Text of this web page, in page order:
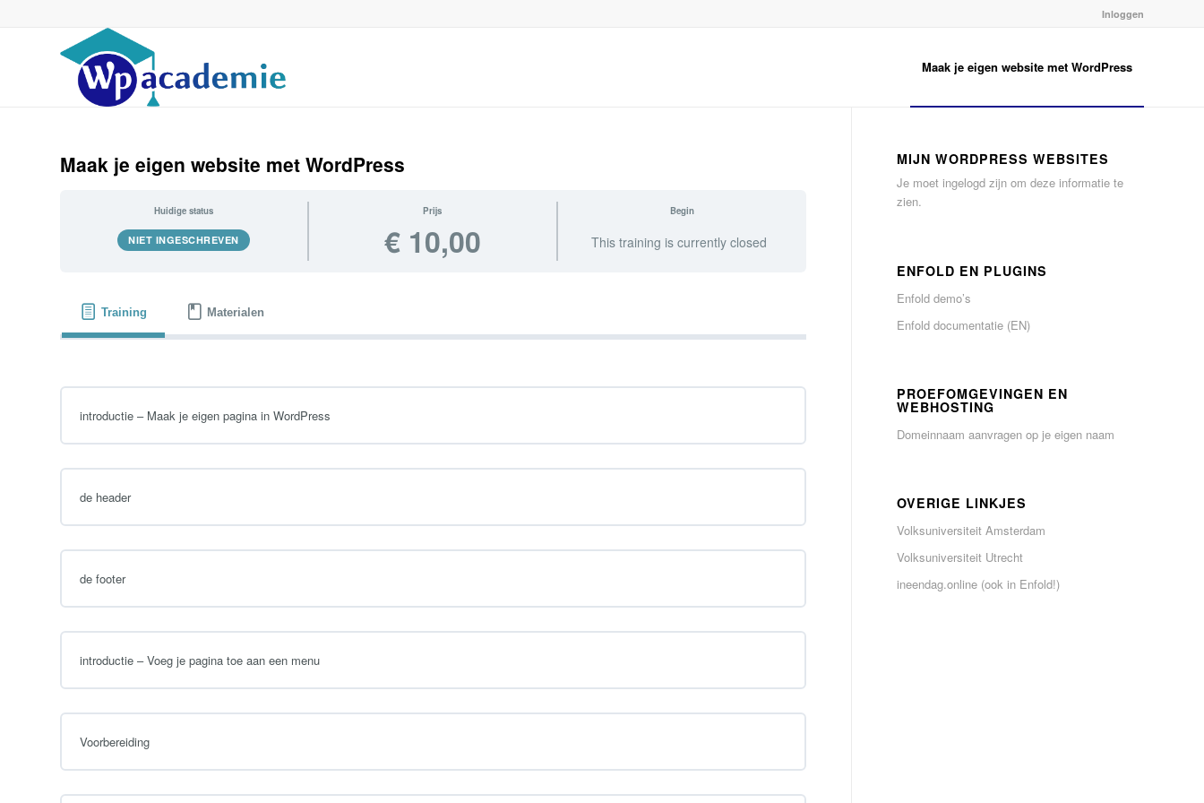
Inloggen
Maak je eigen website met WordPress
Maak je eigen website met WordPress
Huidige status
NIET INGESCHREVEN
Prijs
€ 10,00
Begin
This training is currently closed
Training Materialen
introductie – Maak je eigen pagina in WordPress
de header
de footer
introductie – Voeg je pagina toe aan een menu
Voorbereiding
MIJN WORDPRESS WEBSITES
Je moet ingelogd zijn om deze informatie te
zien.
ENFOLD EN PLUGINS
Enfold demo’s
Enfold documentatie (EN)
PROEFOMGEVINGEN EN
WEBHOSTING
Domeinnaam aanvragen op je eigen naam
OVERIGE LINKJES
Volksuniversiteit Amsterdam
Volksuniversiteit Utrecht
ineendag.online (ook in Enfold!)